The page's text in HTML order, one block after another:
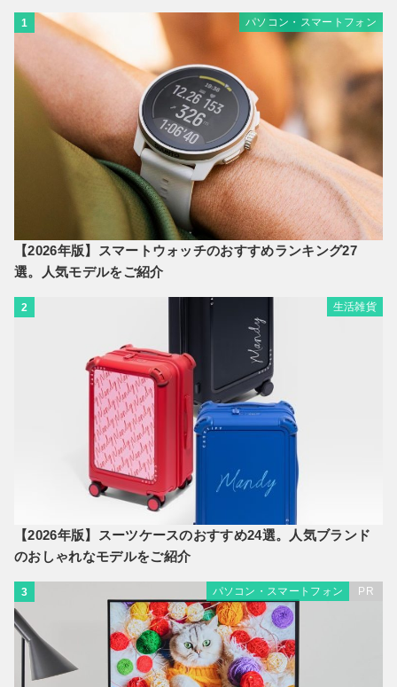
1 パソコン・スマートフォン
【2026年版】スマートウォッチのおすすめランキング27
選。人気モデルをご紹介
2 生活雑貨
【2026年版】スーツケースのおすすめ24選。人気ブランド
のおしゃれなモデルをご紹介
3 パソコン・スマートフォン PR